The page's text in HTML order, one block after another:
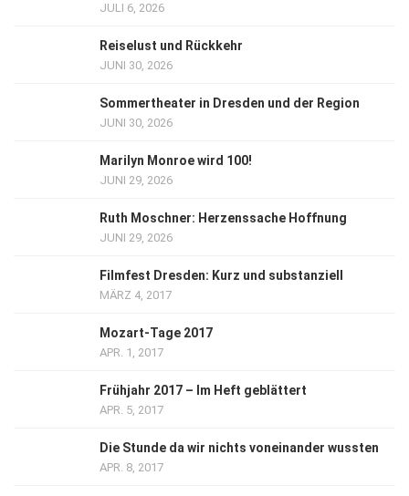
JULI 6, 2026
Reiselust und Rückkehr
JUNI 30, 2026
Sommertheater in Dresden und der Region
JUNI 30, 2026
Marilyn Monroe wird 100!
JUNI 29, 2026
Ruth Moschner: Herzenssache Hoffnung
JUNI 29, 2026
Filmfest Dresden: Kurz und substanziell
MÄRZ 4, 2017
Mozart-Tage 2017
APR. 1, 2017
Frühjahr 2017 – Im Heft geblättert
APR. 5, 2017
Die Stunde da wir nichts voneinander wussten
APR. 8, 2017